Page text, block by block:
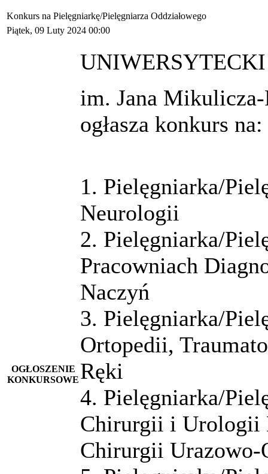
Konkurs na Pielęgniarkę/Pielęgniarza Oddziałowego
Piątek, 09 Luty 2024 00:00
OGŁOSZENIE
KONKURSOWE
im. Jana Mikulicza-
ogłasza konkurs na:
1. Pielęgniarka/
Neurologii
2. Pielęgniarka/
Pracowniach
Naczyń
3. Pielęgniarka/
Ortopedii,
Ręki
4. Pielęgniarka/
Chirurgii i Urologii
Chirurgii Urazowo-